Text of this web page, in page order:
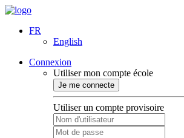
FR
English
Connexion
Utiliser mon compte école
Je me connecte
Utiliser un compte provisoire